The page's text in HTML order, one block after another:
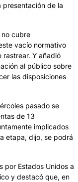
presentación de la
no cubre
vacío normativo
Y añadió
al público sobre
las disposiciones
pasado se
de 13
implicados
etapa, dijo, se podrá
por Estados Unidos a
y destacó que, en